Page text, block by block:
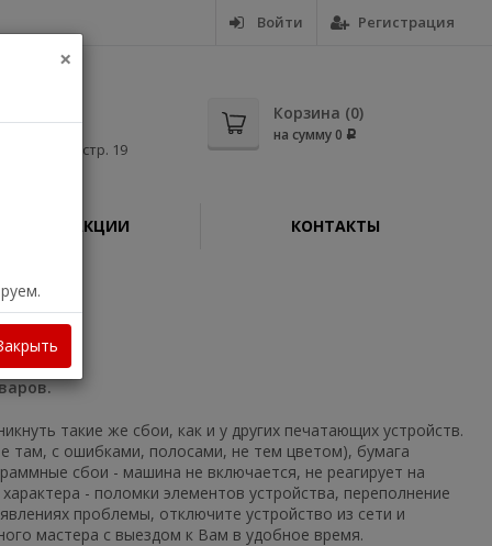
Войти Регистрация
д. 11, стр. 19
Корзина (0)
на сумму0 Р
АКЦИИ КОНТАКТЫ
такие же сбои, как и у других печатающих устройств.
там, с ошибками, полосами, не тем цветом), бумага
сбои - машина не включается, не реагирует на
- поломки элементов устройства, переполнение
проблемы, отключите устройство из сети и
мастера с выездом к Вам в удобное время.
×